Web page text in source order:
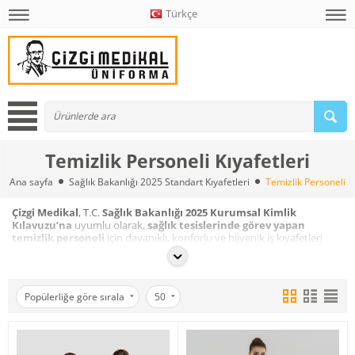
Türkçe
Temizlik Personeli Kıyafetleri
Ana sayfa Sağlık Bakanlığı 2025 Standart Kıyafetleri Temizlik Personeli
Çizgi Medikal, T.C.Sağlık Bakanlığı 2025 Kurumsal Kimlik
Kılavuzu’na uyumlu olarak, sağlık tesislerinde görev yapan
temizlik personeli için dayanıklı, konforlu ve hijyenik iş kıyafetleri
hastane, klinik ve laboratuvarlarda
Kıyafetler, yoğun çalışma koşullarına dayanıklı kumaşlardan üretilmiş
olup, çalışanların gün boyu rahat hareket etmesini
sağlar.
kumaş türü ve model standartlarınauyumlu olarak tasarlanır.
Popülerliğe göre sırala 50